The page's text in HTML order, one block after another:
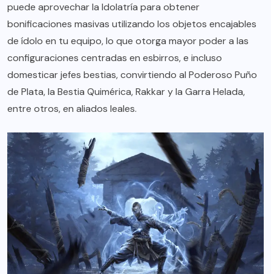
puede aprovechar la Idolatría para obtener
bonificaciones masivas utilizando los objetos encajables
de ídolo en tu equipo, lo que otorga mayor poder a las
configuraciones centradas en esbirros, e incluso
domesticar jefes bestias, convirtiendo al Poderoso Puño
de Plata, la Bestia Quimérica, Rakkar y la Garra Helada,
entre otros, en aliados leales.